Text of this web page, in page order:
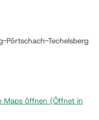
Pörtschach-Techelsberg
Maps öffnen (Öffnet in